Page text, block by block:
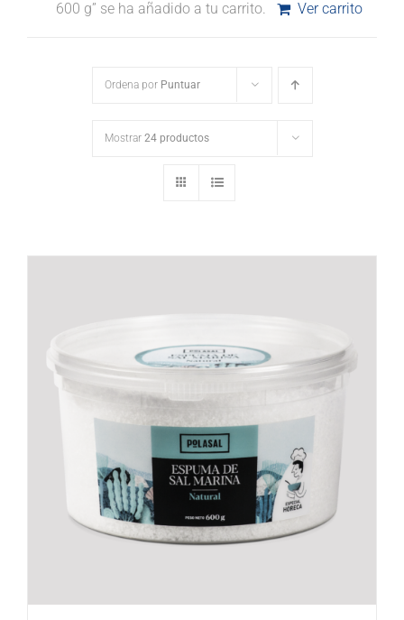
600 g” se ha añadido a tu carrito.
Ver carrito
Ordena por Puntuar
Mostrar 24 productos